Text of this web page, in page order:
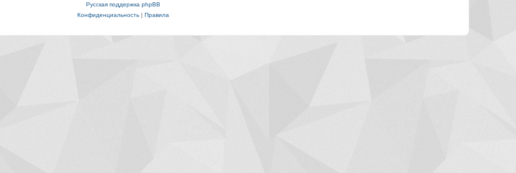
Русская поддержка phpBB
Конфиденциальность| Правила